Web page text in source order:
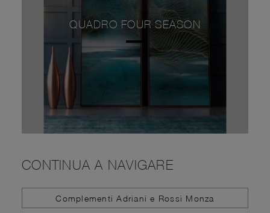
QUADRO FOUR SEASON
CONTINUA A NAVIGARE
Complementi Adriani e Rossi Monza